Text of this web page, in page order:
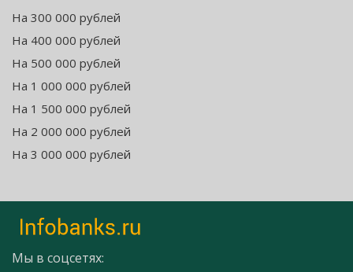
На 300 000 рублей
На 400 000 рублей
На 500 000 рублей
На 1 000 000 рублей
На 1 500 000 рублей
На 2 000 000 рублей
На 3 000 000 рублей
Мы в соцсетях: